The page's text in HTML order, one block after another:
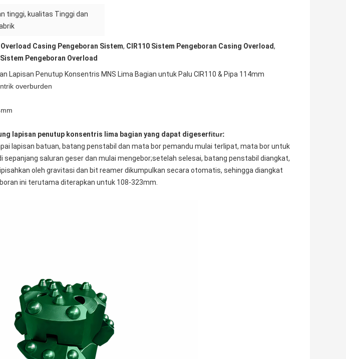
tinggi, kualitas Tinggi dan
Overload Casing Pengeboran Sistem, CIR110 Sistem Pengeboran Casing Overload,
Sistem Pengeboran Overload
Lapisan Penutup Konsentris MNS Lima Bagian untuk Palu CIR110 & Pipa 114mm
overburden
lapisan penutup konsentris lima bagian yang dapat digeserfitur:
lapisan batuan, batang penstabil dan mata bor pemandu mulai terlipat, mata bor untuk
sepanjang saluran geser dan mulai mengebor;setelah selesai, batang penstabil diangkat,
oleh gravitasi dan bit reamer dikumpulkan secara otomatis, sehingga diangkat
ini terutama diterapkan untuk 108-323mm.